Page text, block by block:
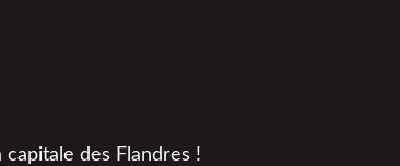
des Flandres !